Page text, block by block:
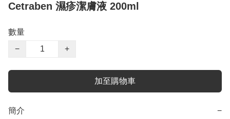
Cetraben 濕疹潔膚液 200ml
數量
−
+
加至購物車
簡介 −